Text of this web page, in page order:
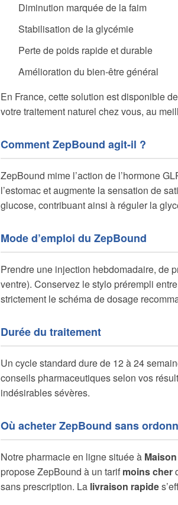
Diminution marquée de la faim
Stabilisation de la glycémie
Perte de poids rapide et durable
Amélioration du bien-être général
En France, cette solution est disponible
votre traitement naturel chez vous, au
Comment ZepBound agit-il ?
ZepBound mime l’action de l’hormone
l’estomac et augmente la sensation de
glucose, contribuant ainsi à réguler la
Mode d’emploi du ZepBound
Prendre une injection hebdomadaire, de
ventre). Conservez le stylo prérempli
strictement le schéma de dosage
Durée du traitement
Un cycle standard dure de 12 à 24
conseils pharmaceutiques selon vos
indésirables sévères.
Où acheter ZepBound sans
Notre pharmacie en ligne située à
propose ZepBound à un tarif moins cher
sans prescription. La livraison rapide